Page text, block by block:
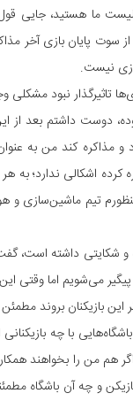
لیست ما هستید، جایی
سوت پایان بازی آخر
نیست.
تاثیرگذار نبود
دوست داشتم بعد از
و مذاکره کند من به
کرده اشکالی
تیم ماشین‌سازی و
شکایتی داشته است،
پیگیر می‌شویم اما
این بازیکنان بروند
با چه
من را بخواهند
و چه آن باشگاه